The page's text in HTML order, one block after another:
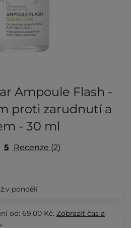
Ampoule Flash -
proti zarudnutí a
- 30 ml
5 Recenze 2
v pondělí
od: 69,00 Kč. Zobrazit čas a